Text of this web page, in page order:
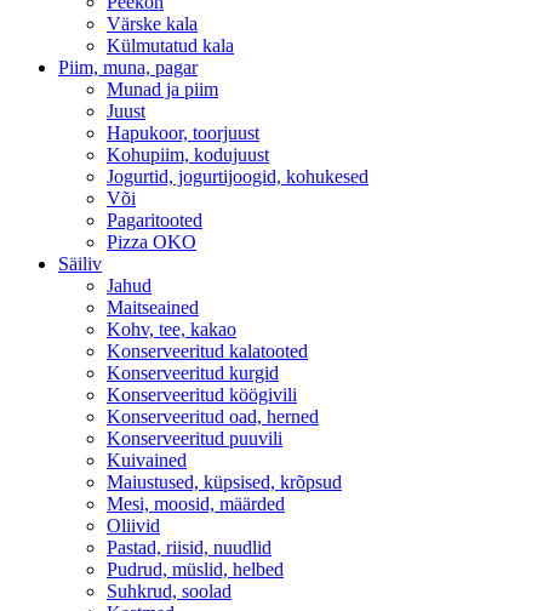
Värske kala
Külmutatud kala
Piim, muna, pagar
Munad ja piim
Juust
Hapukoor, toorjuust
Kohupiim, kodujuust
Jogurtid, jogurtijoogid, kohukesed
Või
Pagaritooted
Pizza OKO
Säiliv
Jahud
Maitseained
Kohv, tee, kakao
Konserveeritud kalatooted
Konserveeritud kurgid
Konserveeritud köögivili
Konserveeritud oad, herned
Konserveeritud puuvili
Kuivained
Maiustused, küpsised, krõpsud
Mesi, moosid, määrded
Oliivid
Pastad, riisid, nuudlid
Pudrud, müslid, helbed
Suhkrud, soolad